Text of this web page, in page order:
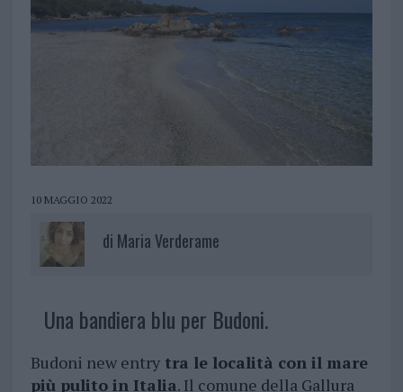
10 MAGGIO 2022
di Maria Verderame
Una bandiera blu per Budoni.
Budoni new entrytra le località con il mare
più pulito in Italia. Il comune della Gallura